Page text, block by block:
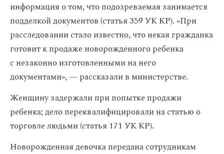
информация о том, что подозреваемая занимается
подделкой документов (статья 359 УК КР). «При
расследовании стало известно, что некая гражданка
готовит к продаже новорожденного ребенка
с незаконно изготовленными на него
документами», — рассказали в министерстве.
Женщину задержали при попытке продажи
ребенка; дело переквалифицировали на статью о
торговле людьми (статья 171 УК КР).
Новорожденная девочка передана сотрудникам